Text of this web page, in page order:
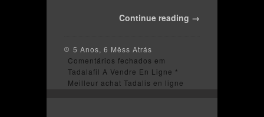
Continue reading →
5 Anos, 6 Mêss Atrás
Comentários fechados em
Tadalafil A Vendre En Ligne *
Meilleur achat Tadalis en ligne